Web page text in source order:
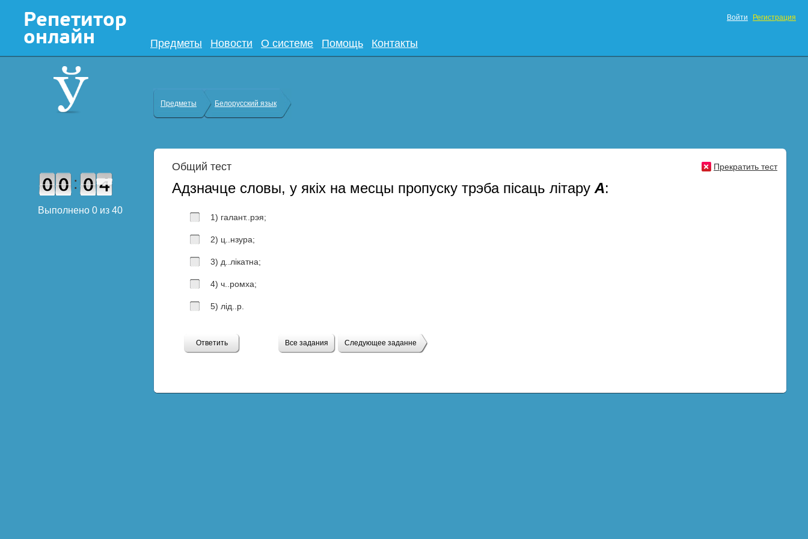
Войти Регистрация
Предметы Новости О системе Помощь Контакты
Предметы Белорусский язык
:
Выполнено 0 из 40
Общий тест Прекратить тест
Адзначце словы, у якіх на месцы пропуску трэба пісаць літару А:
1) галант..рэя;
2) ц..нзура;
3) д..лікатна;
4) ч..ромха;
5) лід..р.
Ответить Все задания Следующее заданне